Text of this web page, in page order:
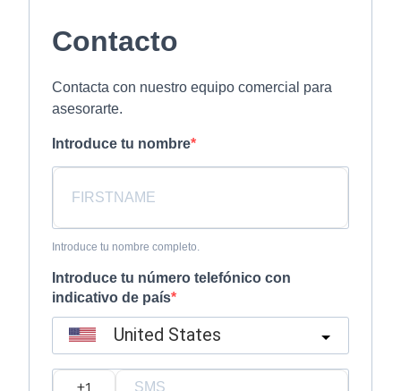
Contacto
Contacta con nuestro equipo comercial para
asesorarte.
Introduce tu nombre
Introduce tu nombre completo.
Introduce tu número telefónico con
indicativo de país
United States